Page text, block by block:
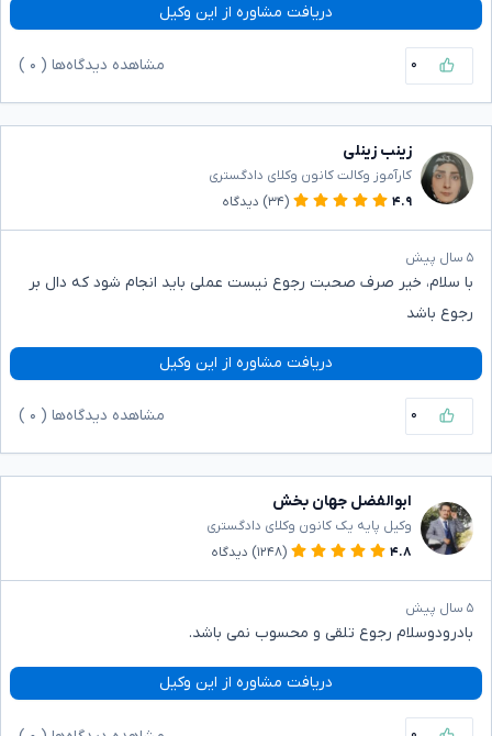
دریافت مشاوره از این وکیل
۰ مشاهده دیدگاه‌ها ( ۰
زینب زینلی
کارآموز وکالت کانون وکلای دادگستری
۴.۹
(۳۴) دیدگاه
۵ سال پیش
با سلام، خیر صرف صحبت رجوع نیست عملی باید انجام شود که دال بر
رجوع باشد
دریافت مشاوره از این وکیل
۰ مشاهده دیدگاه‌ها ( ۰
ابوالفضل جهان بخش
وکیل پایه یک کانون وکلای دادگستری
۴.۸
(۱۲۴۸) دیدگاه
۵ سال پیش
بادرودوسلام رجوع تلقی و محسوب نمی باشد.
دریافت مشاوره از این وکیل